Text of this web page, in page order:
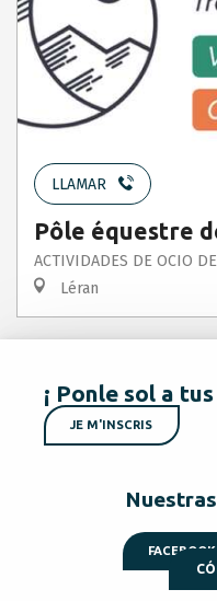
LLAMAR
Pôle équestre
ACTIVIDADES DE OCIO
Léran
¡ Ponle sol a
JE M'INSCRIS
FACEBOOK